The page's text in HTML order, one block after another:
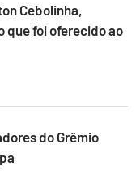
Cebolinha,
que foi oferecido ao
do Grêmio